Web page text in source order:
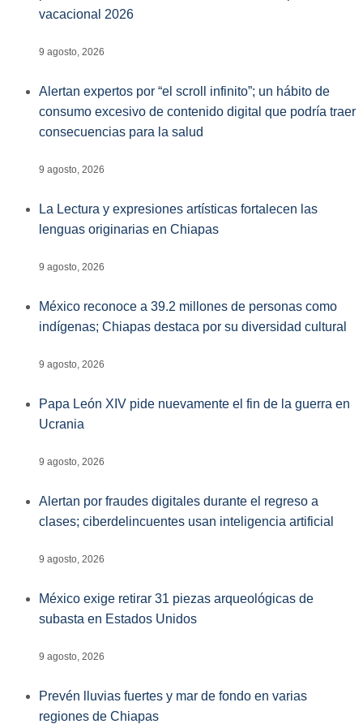
vacacional 2026
9 agosto, 2026
Alertan expertos por “el scroll infinito”; un hábito de
consumo excesivo de contenido digital que podría traer
consecuencias para la salud
9 agosto, 2026
La Lectura y expresiones artísticas fortalecen las
lenguas originarias en Chiapas
9 agosto, 2026
México reconoce a 39.2 millones de personas como
indígenas; Chiapas destaca por su diversidad cultural
9 agosto, 2026
Papa León XIV pide nuevamente el fin de la guerra en
Ucrania
9 agosto, 2026
Alertan por fraudes digitales durante el regreso a
clases; ciberdelincuentes usan inteligencia artificial
9 agosto, 2026
México exige retirar 31 piezas arqueológicas de
subasta en Estados Unidos
9 agosto, 2026
Prevén lluvias fuertes y mar de fondo en varias
regiones de Chiapas